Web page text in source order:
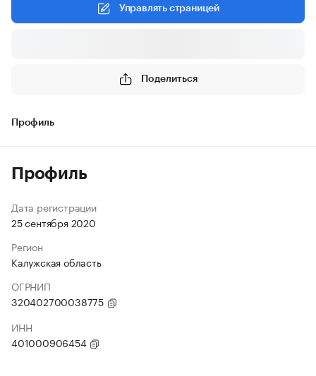
Управлять страницей
Поделиться
Профиль
Профиль
Дата регистрации
25 сентября 2020
Регион
Калужская область
ОГРНИП
320402700038775
ИНН
401000906454